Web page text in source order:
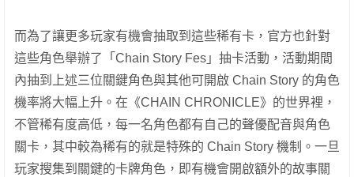
而為了讓更多玩家有機會抽取到這些稀有卡，官方也針對
這些角色舉辦了「Chain Story Fes」抽卡活動，活動期間
內抽到上述三位關鍵角色與其他可開啟 Chain Story 的角色
機率將大幅上升。在《CHAIN CHRONICLE》的世界裡，
不管稀有度高低，每一名角色都有自己的聲優配音與角色
關卡，其中較為稀有的就是特殊的 Chain Story 機制。一旦
玩家搜集到關鍵的卡牌角色，即有機會開啟額外的故事關